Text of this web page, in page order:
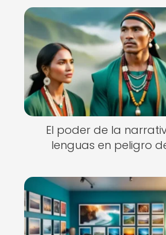
El poder de la
lenguas en peligro